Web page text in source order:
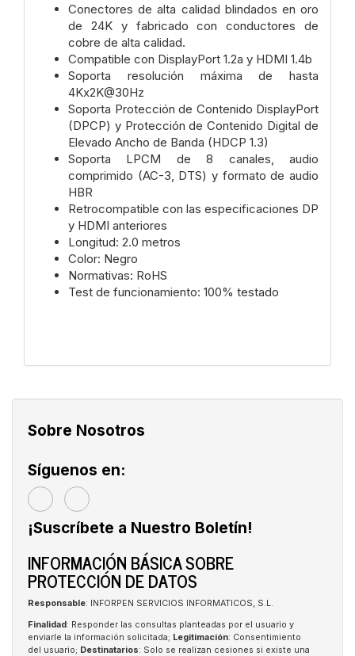
Conectores de alta calidad blindados en oro
de 24K y fabricado con conductores de
cobre de alta calidad.
Compatible con DisplayPort 1.2a y HDMI 1.4b
Soporta resolución máxima de hasta
4Kx2K@30Hz
Soporta Protección de Contenido DisplayPort
(DPCP) y Protección de Contenido Digital de
Elevado Ancho de Banda (HDCP 1.3)
Soporta LPCM de 8 canales, audio
comprimido (AC-3, DTS) y formato de audio
HBR
Retrocompatible con las especificaciones DP
y HDMI anteriores
Longitud: 2.0 metros
Color: Negro
Normativas: RoHS
Test de funcionamiento: 100% testado
Sobre Nosotros
Síguenos en:
¡Suscríbete a Nuestro Boletín!
INFORMACIÓN BÁSICA SOBRE
PROTECCIÓN DE DATOS
Responsable: INFORPEN SERVICIOS INFORMATICOS, S.L.
Finalidad: Responder las consultas planteadas por el usuario y
enviarle la información solicitada; Legitimación: Consentimiento
del usuario; Destinatarios: Solo se realizan cesiones si existe una